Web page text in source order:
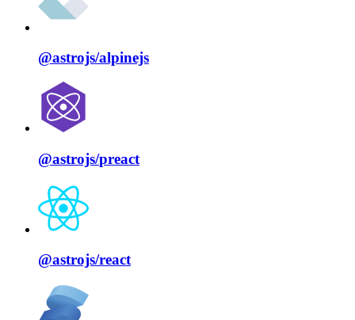
@astrojs/alpinejs
@astrojs/preact
@astrojs/react